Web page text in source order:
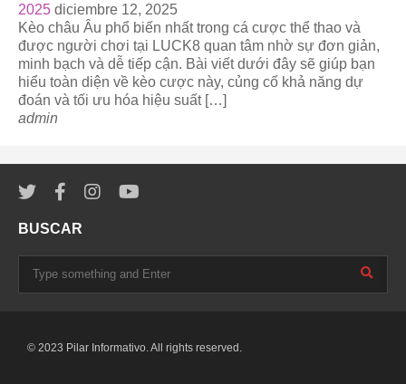
2025 diciembre 12, 2025
Kèo châu Âu phổ biến nhất trong cá cược thể thao và
được người chơi tại LUCK8 quan tâm nhờ sự đơn giản,
minh bạch và dễ tiếp cận. Bài viết dưới đây sẽ giúp bạn
hiểu toàn diện về kèo cược này, củng cố khả năng dự
đoán và tối ưu hóa hiệu suất […]
admin
BUSCAR
© 2023 Pilar Informativo. All rights reserved.